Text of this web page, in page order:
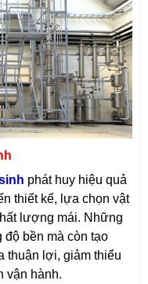
phát huy hiệu quả
thiết kế, lựa chọn vật
lượng mái. Những
độ bền mà còn tạo
thuận lợi, giảm thiểu
vận hành.